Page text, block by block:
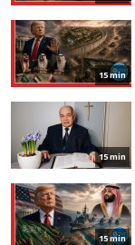
15 min
15 min
15 min